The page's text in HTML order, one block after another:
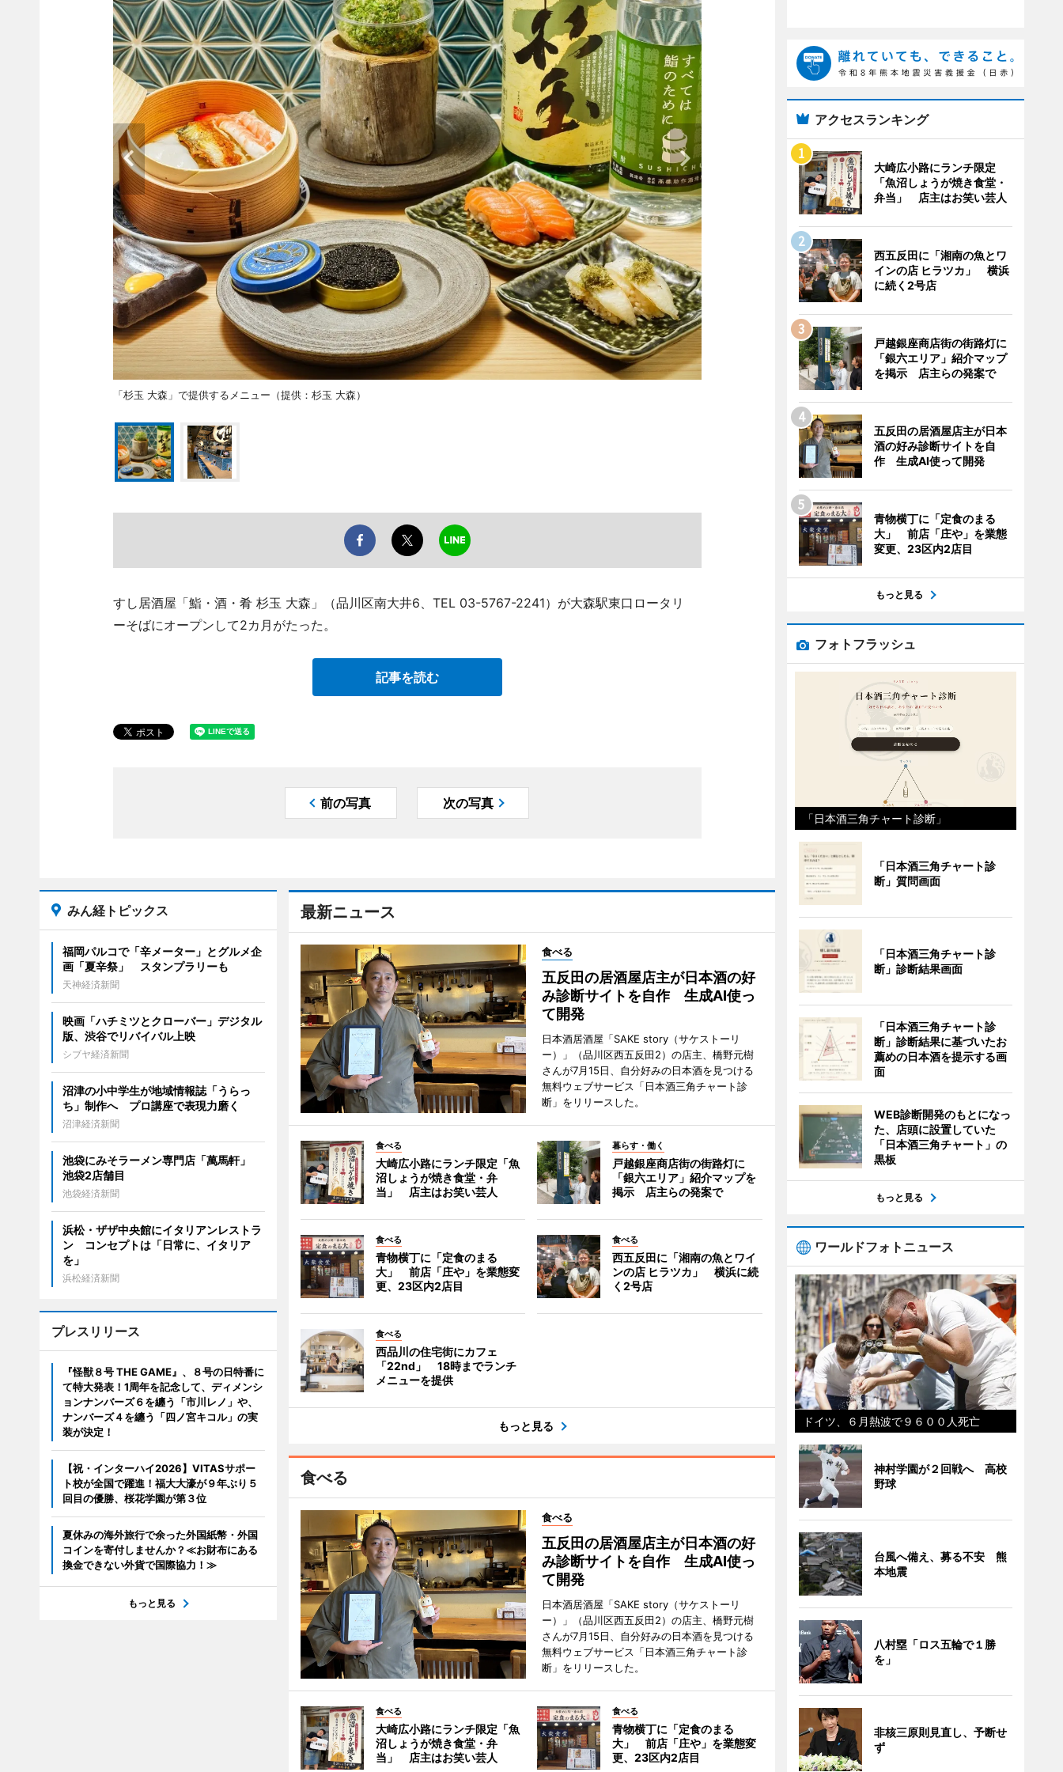
「杉玉 大森」で提供するメニュー（提供：杉玉 大森）
すし居酒屋「鮨・酒・肴 杉玉 大森」（品川区南大井6、TEL 03-5767-2241）が大森駅東口ロータリ
ーそばにオープンして2カ月がたった。
記事を読む
前の写真 次の写真
最新ニュース
食べる
五反田の居酒屋店主が日本酒の好
み診断サイトを自作 生成AI使っ
て開発
日本酒居酒屋「SAKE story（サケストーリ
ー）」（品川区西五反田2）の店主、橋野元樹
さんが7月15日、自分好みの日本酒を見つける
無料ウェブサービス「日本酒三角チャート診
断」をリリースした。
食べる
大崎広小路にランチ限定「魚
沼しょうが焼き食堂・弁
当」 店主はお笑い芸人
暮らす・働く
戸越銀座商店街の街路灯に
「銀六エリア」紹介マップを
掲示 店主らの発案で
食べる
青物横丁に「定食のまる
大」 前店「庄や」を業態変
更、23区内2店目
食べる
西五反田に「湘南の魚とワイ
ンの店 ヒラツカ」 横浜に続
く2号店
食べる
西品川の住宅街にカフェ
「22nd」 18時までランチ
メニューを提供
もっと見る
食べる
食べる
五反田の居酒屋店主が日本酒の好
み診断サイトを自作 生成AI使っ
て開発
日本酒居酒屋「SAKE story（サケストーリ
ー）」（品川区西五反田2）の店主、橋野元樹
さんが7月15日、自分好みの日本酒を見つける
無料ウェブサービス「日本酒三角チャート診
断」をリリースした。
食べる
大崎広小路にランチ限定「魚
沼しょうが焼き食堂・弁
当」 店主はお笑い芸人
食べる
青物横丁に「定食のまる
大」 前店「庄や」を業態変
更、23区内2店目
みん経トピックス
福岡パルコで「辛メーター」とグルメ企
画「夏辛祭」 スタンプラリーも
天神経済新聞
映画「ハチミツとクローバー」デジタル
版、渋谷でリバイバル上映
シブヤ経済新聞
沼津の小中学生が地域情報誌「うらっ
ち」制作へ プロ講座で表現力磨く
沼津経済新聞
池袋にみそラーメン専門店「萬馬軒」
池袋2店舗目
池袋経済新聞
浜松・ザザ中央館にイタリアンレストラ
ン コンセプトは「日常に、イタリア
を」
浜松経済新聞
プレスリリース
『怪獣８号 THE GAME』、８号の日特番に
て特大発表！1周年を記念して、ディメンシ
ョンナンバーズ６を纏う「市川レノ」や、
ナンバーズ４を纏う「四ノ宮キコル」の実
装が決定！
【祝・インターハイ2026】VITASサポー
ト校が全国で躍進！福大大濠が９年ぶり５
回目の優勝、桜花学園が第３位
夏休みの海外旅行で余った外国紙幣・外国
コインを寄付しませんか？≪お財布にある
換金できない外貨で国際協力！≫
もっと見る
アクセスランキング
大崎広小路にランチ限定
「魚沼しょうが焼き食堂・
弁当」 店主はお笑い芸人
西五反田に「湘南の魚とワ
インの店 ヒラツカ」 横浜
に続く2号店
戸越銀座商店街の街路灯に
「銀六エリア」紹介マップ
を掲示 店主らの発案で
五反田の居酒屋店主が日本
酒の好み診断サイトを自
作 生成AI使って開発
青物横丁に「定食のまる
大」 前店「庄や」を業態
変更、23区内2店目
もっと見る
フォトフラッシュ
「日本酒三角チャート診断」
「日本酒三角チャート診
断」質問画面
「日本酒三角チャート診
断」診断結果画面
「日本酒三角チャート診
断」診断結果に基づいたお
薦めの日本酒を提示する画
面
WEB診断開発のもとになっ
た、店頭に設置していた
「日本酒三角チャート」の
黒板
もっと見る
ワールドフォトニュース
ドイツ、６月熱波で９６００人死亡
神村学園が２回戦へ 高校
野球
台風へ備え、募る不安 熊
本地震
八村塁「ロス五輪で１勝
を」
非核三原則見直し、予断せ
ず